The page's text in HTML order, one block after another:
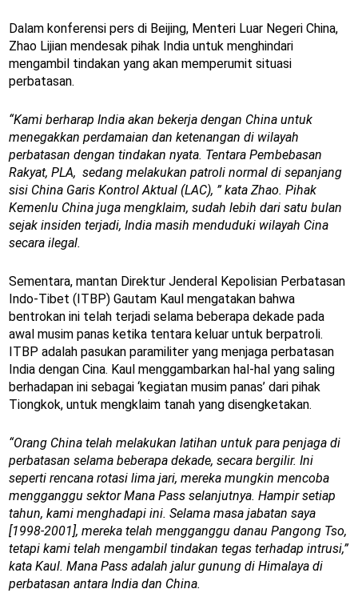
Dalam konferensi pers di Beijing, Menteri Luar Negeri China,
Zhao Lijian mendesak pihak India untuk menghindari
mengambil tindakan yang akan memperumit situasi
perbatasan.
“Kami berharap India akan bekerja dengan China untuk
menegakkan perdamaian dan ketenangan di wilayah
perbatasan dengan tindakan nyata. Tentara Pembebasan
Rakyat, PLA, sedang melakukan patroli normal di sepanjang
sisi China Garis Kontrol Aktual (LAC), ” kata Zhao. Pihak
Kemenlu China juga mengklaim, sudah lebih dari satu bulan
sejak insiden terjadi, India masih menduduki wilayah Cina
secara ilegal.
Sementara, mantan Direktur Jenderal Kepolisian Perbatasan
Indo-Tibet (ITBP) Gautam Kaul mengatakan bahwa
bentrokan ini telah terjadi selama beberapa dekade pada
awal musim panas ketika tentara keluar untuk berpatroli.
ITBP adalah pasukan paramiliter yang menjaga perbatasan
India dengan Cina. Kaul menggambarkan hal-hal yang saling
berhadapan ini sebagai ‘kegiatan musim panas’ dari pihak
Tiongkok, untuk mengklaim tanah yang disengketakan.
“Orang China telah melakukan latihan untuk para penjaga di
perbatasan selama beberapa dekade, secara bergilir. Ini
seperti rencana rotasi lima jari, mereka mungkin mencoba
mengganggu sektor Mana Pass selanjutnya. Hampir setiap
tahun, kami menghadapi ini. Selama masa jabatan saya
[1998-2001], mereka telah mengganggu danau Pangong Tso,
tetapi kami telah mengambil tindakan tegas terhadap intrusi,”
kata Kaul. Mana Pass adalah jalur gunung di Himalaya di
perbatasan antara India dan China.